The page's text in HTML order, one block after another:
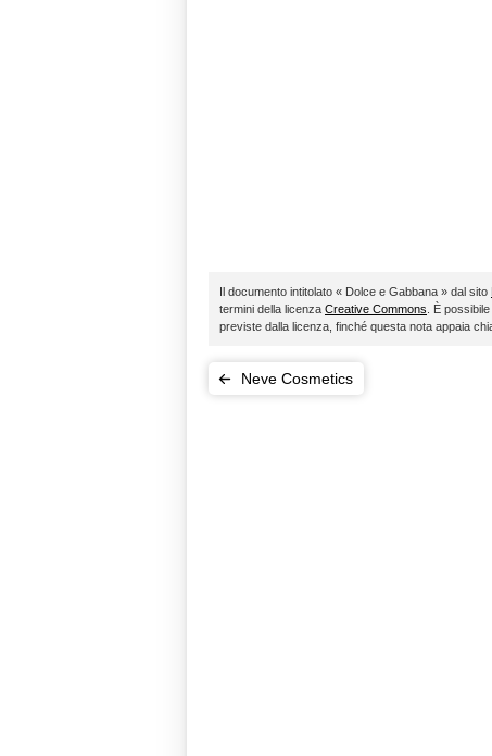
Il documento intitolato « Dolce e Gabbana » dal sito
termini della licenza Creative Commons . È
previste dalla licenza, finché questa nota appaia
Neve Cosmetics